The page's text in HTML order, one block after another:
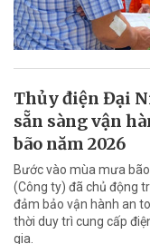
Thủy điện Đại
sẵn sàng vận
bão năm 2026
Bước vào mùa mưa
(Công ty) đã chủ động
đảm bảo vận hành an
thời duy trì cung cấp
gia.